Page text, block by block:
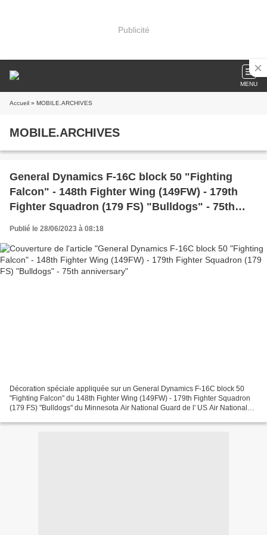
Publicité
MENU
Accueil » MOBILE.ARCHIVES
MOBILE.ARCHIVES
General Dynamics F-16C block 50 "Fighting
Falcon" - 148th Fighter Wing (149FW) - 179th
Fighter Squadron (179 FS) "Bulldogs" - 75th
anniversary
Publié le 28/06/2023 à 08:18
Décoration spéciale appliquée sur un General Dynamics F-16C block 50
"Fighting Falcon" du 148th Fighter Wing (149FW) - 179th Fighter Squadron
(179 FS) "Bulldogs" du Minnesota Air National Guard de l' US Air National